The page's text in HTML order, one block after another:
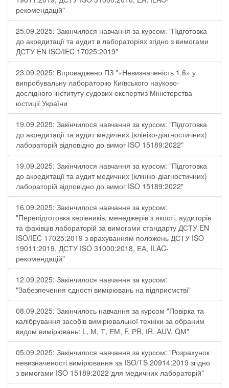
рекомендацій"
25.09.2025: Закінчилося навчання за курсом: "Підготовка
до акредитації та аудит в лабораторіях згідно з вимогами
ДСТУ EN ISO/IEC 17025:2019"
23.09.2025: Впроваджено ПЗ "«Невизначеність 1.6» у
випробувальну лабораторію Київського науково-
дослідного інституту судових експертиз Міністерства
юстиції України
19.09.2025: Закінчилося навчання за курсом: "Підготовка
до акредитації та аудит медичних (клініко-діагностичних)
лабораторій відповідно до вимог ISO 15189:2022"
19.09.2025: Закінчилося навчання за курсом: "Підготовка
до акредитації та аудит медичних (клініко-діагностичних)
лабораторій відповідно до вимог ISO 15189:2022"
16.09.2025: Закінчилося навчання за курсом:
"Перепідготовка керівників, менеджерів з якості, аудиторів
та фахівців лабораторій за вимогами стандарту ДСТУ EN
ISO/IEC 17025:2019 з врахуванням положень ДСТУ ISO
19011:2019, ДСТУ ISO 31000:2018, ЕА, ILAC-
рекомендацій"
12.09.2025: Закінчилося навчання за курсом:
"Забезпечення єдності вимірювань на підприємстві"
08.09.2025: Закінчилось навчання за курсом "Повірка та
калібрування засобів вимірювальної техніки за обраним
видом вимірювань: L, М, Т, ЕМ, F, РR, ІR, АUV, QМ"
05.09.2025: Закінчилося навчання за курсом: "Розрахунок
невизначеності вимірювання за ISO/TS 20914:2019 згідно
з вимогами ISO 15189:2022 для медичних лабораторій"